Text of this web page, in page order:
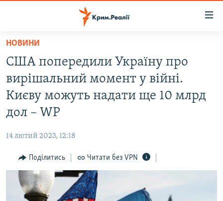
Перейти
основного
матеріалу
Перейти
до
основної
Перейти
пошуку
ВІДЕО ТА ФОТО
ПОЛІТИКА
ІНТЕРВ'Ю
ВСЕ ЗА ДЕНЬ
СПЕЦПРОЕКТИ
НОВИНИ
США попередили Україну про
вирішальний момент у війні.
Києву можуть надати ще 10 млрд
дол – WP
14 лютий 2023, 12:18
Поділитись Читати без VPN